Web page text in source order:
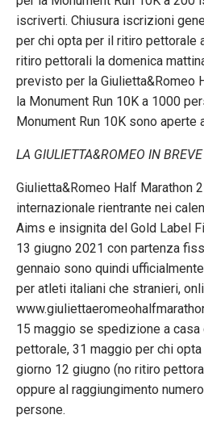
iscriverti. Chiusura iscrizioni
per chi opta per il ritiro pettorale
ritiro pettorali la domenica
previsto per la Giulietta&Romeo
la Monument Run 10K a 1000
Monument Run 10K sono aperte
LA GIULIETTA&ROMEO IN BREVE
Giulietta&Romeo Half Marathon
internazionale rientrante nei
Aims e insignita del Gold Label
13 giugno 2021 con partenza
gennaio sono quindi
per atleti italiani che stranieri,
15 maggio se spedizione a casa
pettorale, 31 maggio per chi
giorno 12 giugno (no ritiro
oppure al raggiungimento
persone.